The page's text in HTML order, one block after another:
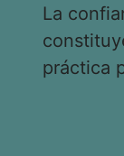
La
práctica